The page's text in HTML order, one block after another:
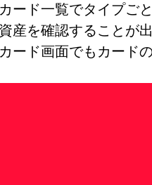
ード一覧でタイプご
産を確認することが
ード画面でもカード